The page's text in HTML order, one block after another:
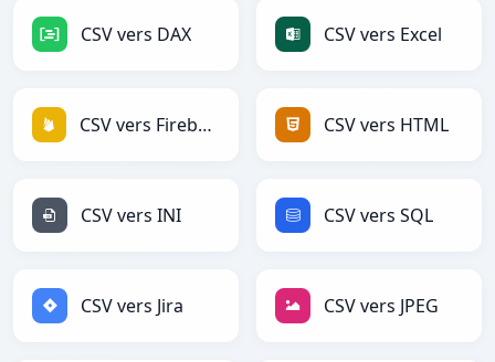
CSV vers DAX CSV vers Excel
CSV vers Firebase CSV vers HTML
CSV vers INI CSV vers SQL
CSV vers Jira CSV vers JPEG